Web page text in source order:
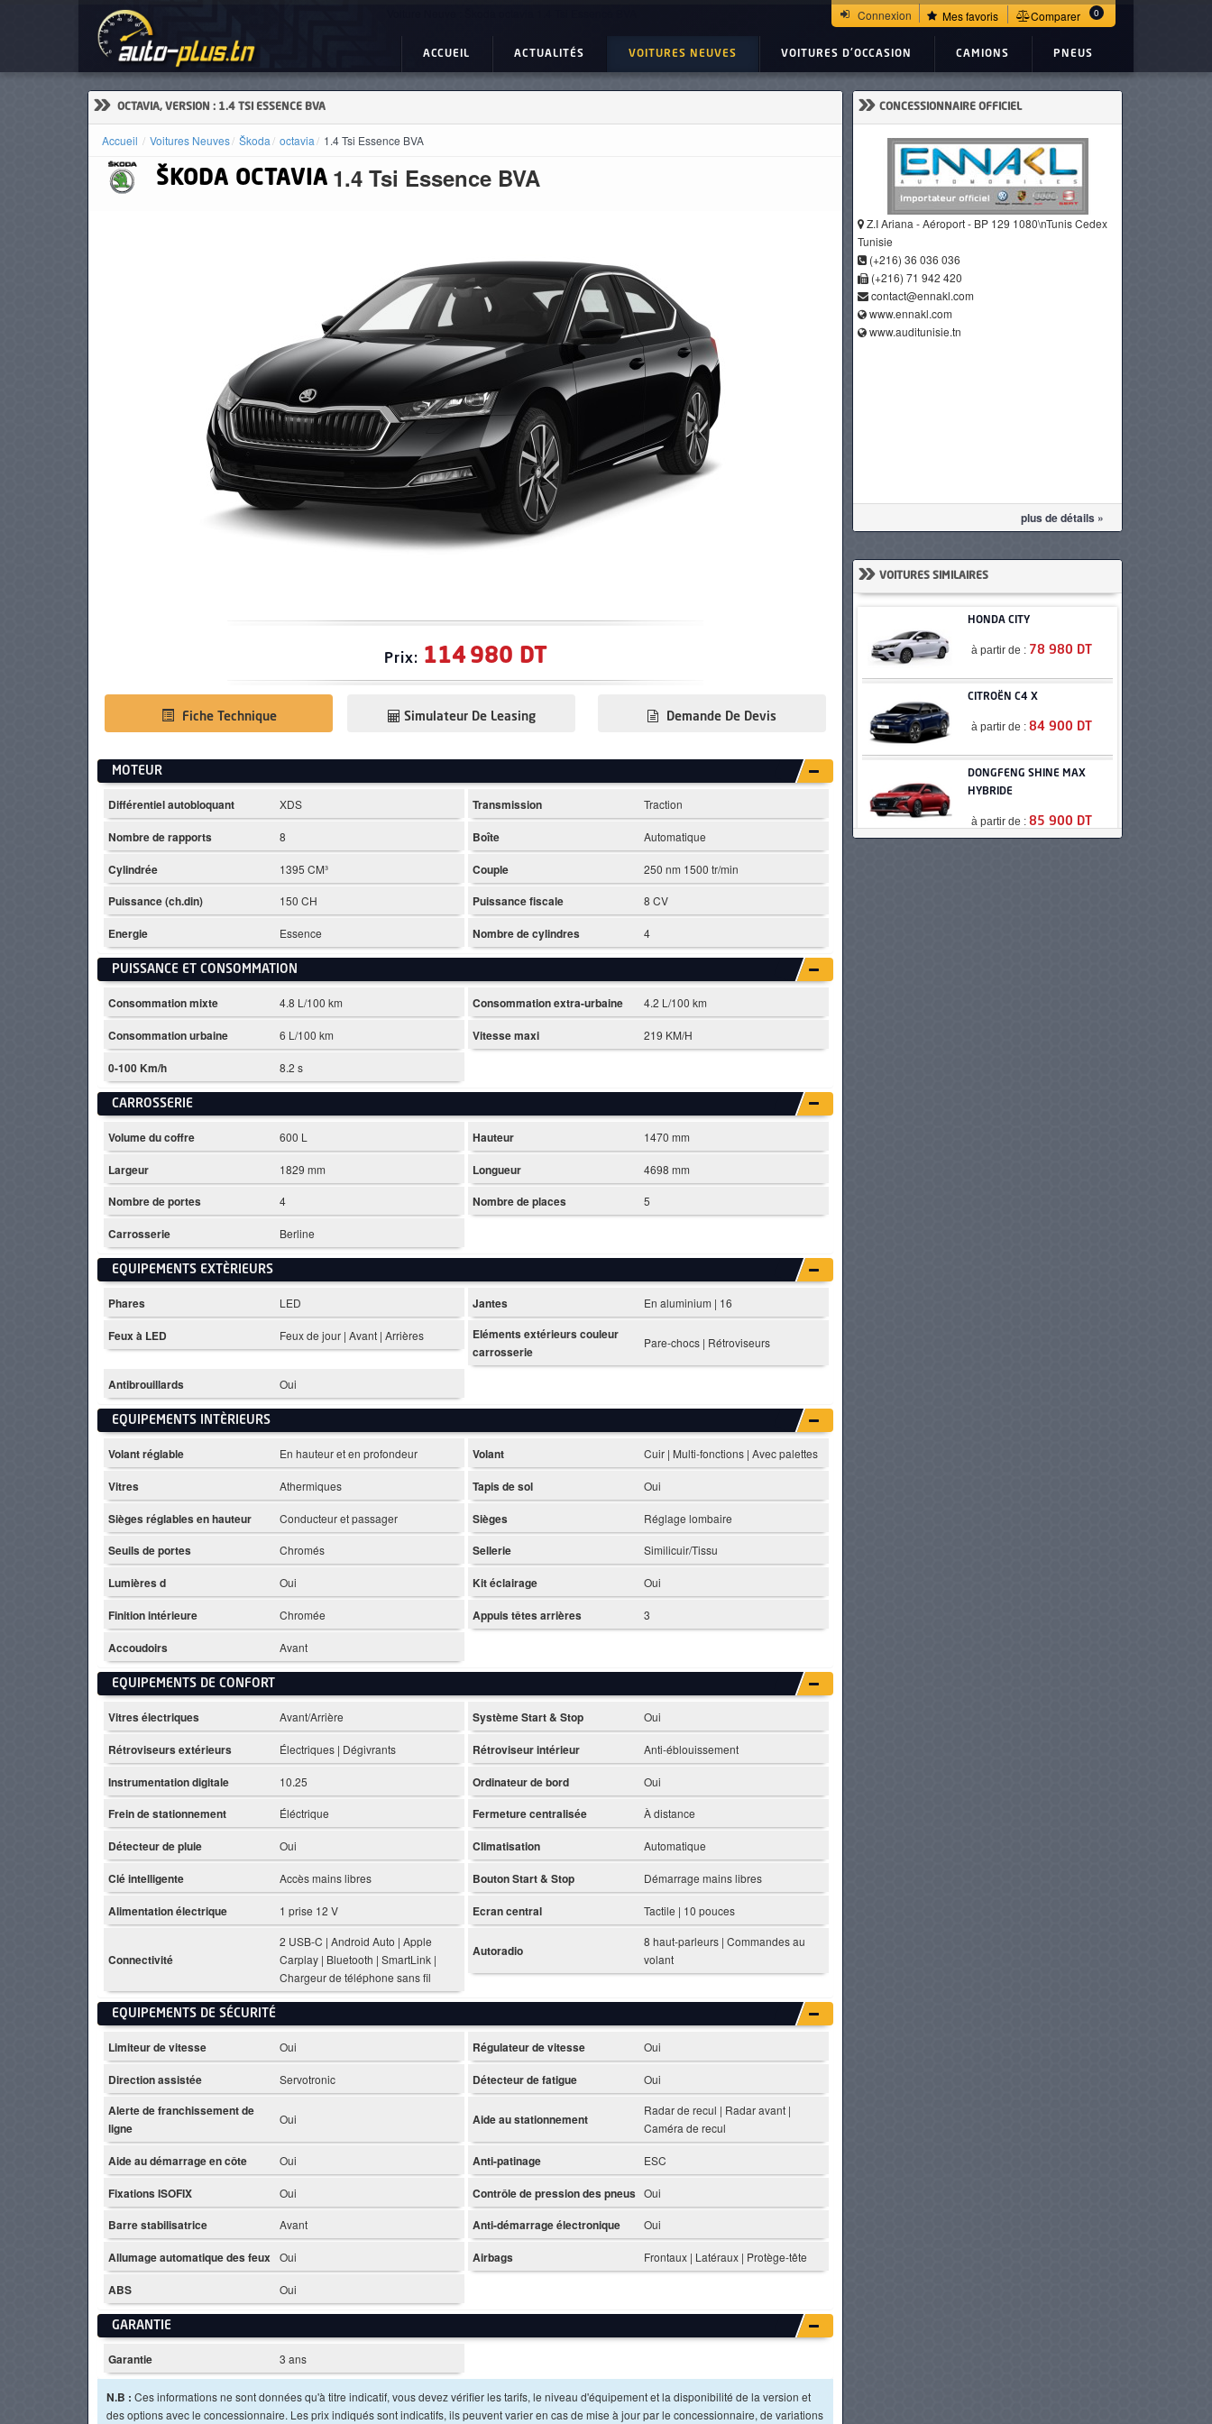
Connexion Mes favoris Comparer 0
ACCUEIL ACTUALITÉS VOITURES NEUVES VOITURES D'OCCASION CAMIONS PNEUS
» OCTAVIA, VERSION : 1.4 TSI ESSENCE BVA
Accueil Voitures Neuves Škoda octavia 1.4 Tsi Essence BVA
ŠKODA OCTAVIA 1.4 Tsi Essence BVA
Prix: 114 980 DT
Fiche Technique Demande De Devis
Simulateur De Leasing
MOTEUR
Différentiel autobloquant XDS Transmission Traction
Nombre de rapports 8 Boîte Automatique
Cylindrée 1395 CM³ Couple 250 nm 1500 tr/min
Puissance (ch.din) 150 CH Puissance fiscale 8 CV
Energie Essence Nombre de cylindres 4
PUISSANCE ET CONSOMMATION
Consommation mixte 4.8 L/100 km Consommation extra-urbaine 4.2 L/100 km
Consommation urbaine 6 L/100 km Vitesse maxi 219 KM/H
0-100 Km/h 8.2 s
CARROSSERIE
Volume du coffre 600 L Hauteur 1470 mm
Largeur 1829 mm Longueur 4698 mm
Nombre de portes 4 Nombre de places 5
Carrosserie Berline
EQUIPEMENTS EXTÈRIEURS
Phares LED Jantes En aluminium | 16
Feux à LED Feux de jour | Avant | Arrières
Eléments extérieurs couleur
carrosserie
Pare-chocs | Rétroviseurs
Antibrouillards Oui
EQUIPEMENTS INTÈRIEURS
Volant réglable En hauteur et en profondeur Volant Cuir | Multi-fonctions | Avec palettes
Vitres Athermiques Tapis de sol Oui
Sièges réglables en hauteur Conducteur et passager Sièges Réglage lombaire
Seuils de portes Chromés Sellerie Similicuir/Tissu
Lumières d Oui Kit éclairage Oui
Finition intérieure Chromée Appuis têtes arrières 3
Accoudoirs Avant
EQUIPEMENTS DE CONFORT
Vitres électriques Avant/Arrière Système Start & Stop Oui
Rétroviseurs extérieurs Électriques | Dégivrants Rétroviseur intérieur Anti-éblouissement
Instrumentation digitale 10.25 Ordinateur de bord Oui
Frein de stationnement Éléctrique Fermeture centralisée À distance
Détecteur de pluie Oui Climatisation Automatique
Clé intelligente Accès mains libres Bouton Start & Stop Démarrage mains libres
Alimentation électrique 1 prise 12 V Ecran central Tactile | 10 pouces
Connectivité
2 USB-C | Android Auto | Apple
Carplay | Bluetooth | SmartLink |
Chargeur de téléphone sans fil
Autoradio
8 haut-parleurs | Commandes au
volant
EQUIPEMENTS DE SÉCURITÉ
Limiteur de vitesse Oui Régulateur de vitesse Oui
Direction assistée Servotronic Détecteur de fatigue Oui
Alerte de franchissement de
ligne
Oui Aide au stationnement
Radar de recul | Radar avant |
Caméra de recul
Aide au démarrage en côte Oui Anti-patinage ESC
Fixations ISOFIX Oui Contrôle de pression des pneus Oui
Barre stabilisatrice Avant Anti-démarrage électronique Oui
Allumage automatique des feux Oui Airbags Frontaux | Latéraux | Protège-tête
ABS Oui
GARANTIE
Garantie 3 ans
N.B : Ces informations ne sont données qu'à titre indicatif, vous devez vérifier les tarifs, le niveau d'équipement et la disponibilité de la version et
des options avec le concessionnaire. Les prix indiqués sont indicatifs, ils peuvent varier en cas de mise à jour par le concessionnaire, de variations
» CONCESSIONNAIRE OFFICIEL
Z.I Ariana - Aéroport - BP 129 1080\nTunis Cedex
Tunisie
(+216) 36 036 036
(+216) 71 942 420
contact@ennakl.com
www.ennakl.com
www.auditunisie.tn
plus de détails »
» VOITURES SIMILAIRES
HONDA CITY
à partir de : 78 980 DT
CITROËN C4 X
à partir de :84 900 DT
DONGFENG SHINE MAX
HYBRIDE
à partir de :85 900 DT
ACTUALITÉS